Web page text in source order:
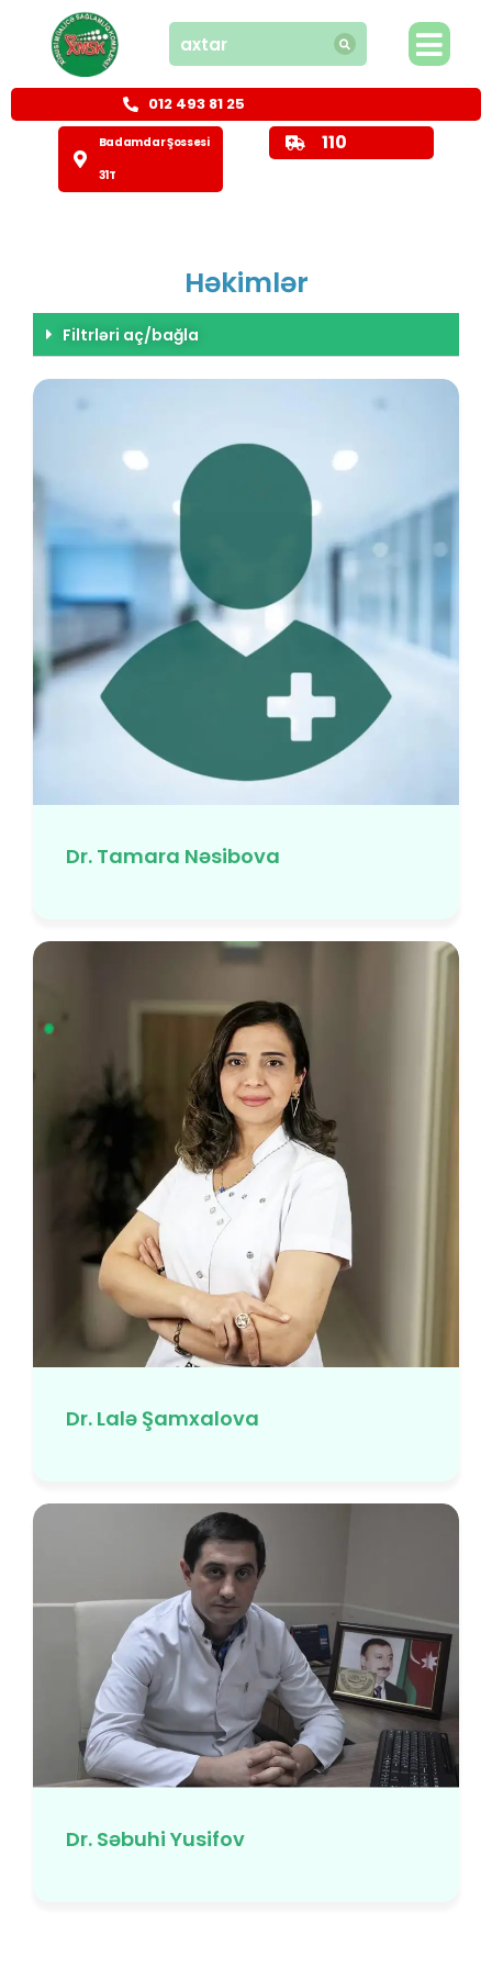
012 493 81 25
Badamdar Şossesi
31T
110
Həkimlər
Filtrləri aç/bağla
Dr. Tamara Nəsibova
Dr. Lalə Şamxalova
Dr. Səbuhi Yusifov